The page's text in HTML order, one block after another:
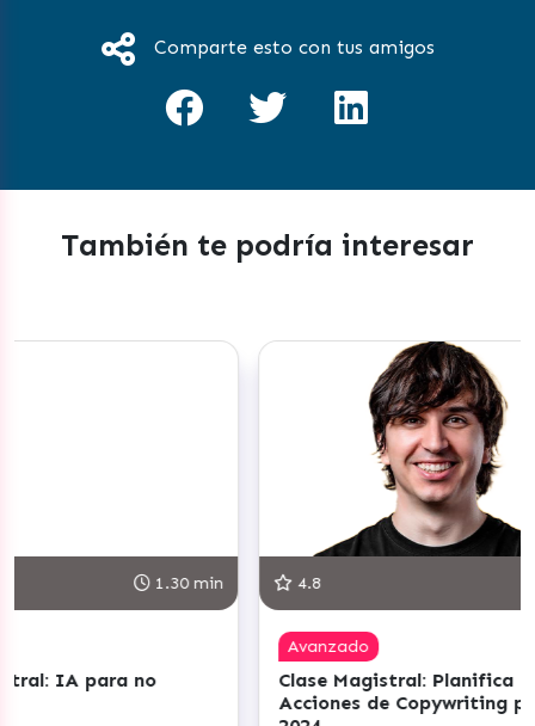
Comparte esto con tus amigos
También te podría interesar
4.8
Clase Magistral: Planifica tus
Acciones de Copywriting para